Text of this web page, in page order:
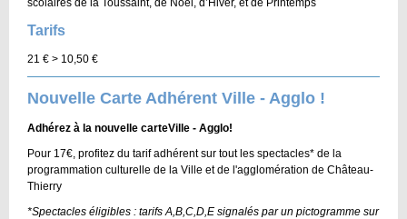
Tarifs
21 € > 10,50 €
Nouvelle Carte Adhérent Ville - Agglo !
Adhérez à la nouvelle carteVille - Agglo!
Pour 17€, profitez du tarif adhérent sur tout les spectacles* de la
programmation culturelle de la Ville et de l'agglomération de Château-
Thierry
*Spectacles éligibles : tarifs A,B,C,D,E signalés par un pictogramme sur